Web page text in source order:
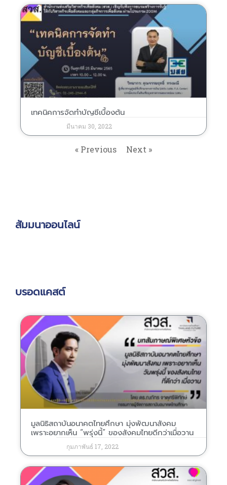
เทคนิคการจัดทำบัญชีเบื้องต้น
มีนาคม 30, 2022
« Previous Next »
สัมมนาออนไลน์
บรอดแคสต์
มูลนิธิสถาบันอนาคตไทยศึกษา มุ่งพัฒนาสังคม
เพราะอยากเห็น “พรุ่งนี้” ของสังคมไทยดีกว่าเมื่อวาน
กุมภาพันธ์ 17, 2022